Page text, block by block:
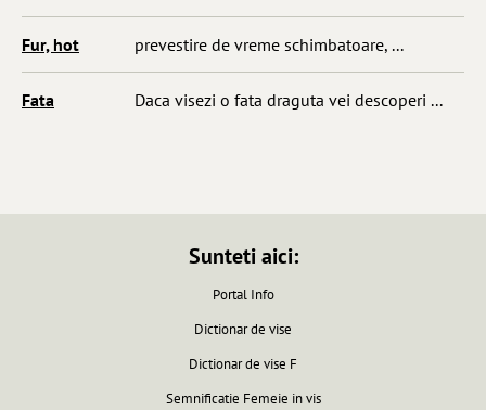
Fur, hot prevestire de vreme schimbatoare, ...
Fata Daca visezi o fata draguta vei descoperi ...
Sunteti aici:
Portal Info
Dictionar de vise
Dictionar de vise F
Semnificatie Femeie in vis